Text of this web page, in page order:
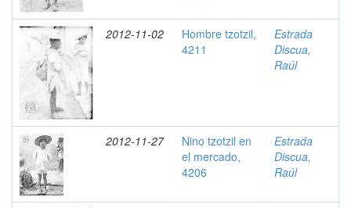
2012-11-02
Hombre tzotzil,
4211
Estrada
Discua,
Raúl
2012-11-27
Nino tzotzil en
el mercado,
4206
Estrada
Discua,
Raúl